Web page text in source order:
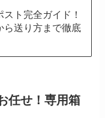
ト完全ガイド！
ら送り方まで徹底
任せ！専用箱